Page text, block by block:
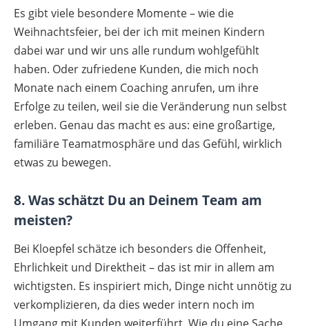
Es gibt viele besondere Momente – wie die
Weihnachtsfeier, bei der ich mit meinen Kindern
dabei war und wir uns alle rundum wohlgefühlt
haben. Oder zufriedene Kunden, die mich noch
Monate nach einem Coaching anrufen, um ihre
Erfolge zu teilen, weil sie die Veränderung nun selbst
erleben. Genau das macht es aus: eine großartige,
familiäre Teamatmosphäre und das Gefühl, wirklich
etwas zu bewegen.
8. Was schätzt Du an Deinem Team am
meisten?
Bei Kloepfel schätze ich besonders die Offenheit,
Ehrlichkeit und Direktheit – das ist mir in allem am
wichtigsten. Es inspiriert mich, Dinge nicht unnötig zu
verkomplizieren, da dies weder intern noch im